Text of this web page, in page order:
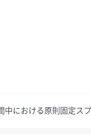
中における原則固定ス